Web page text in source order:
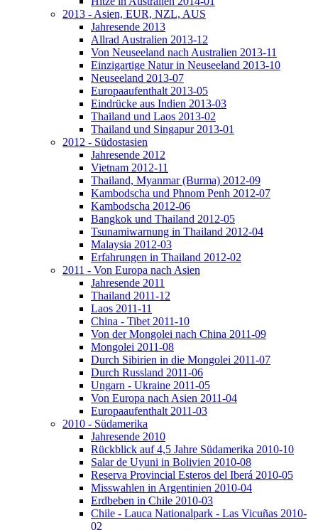
2013 - Asien, EUR, NZL, AUS
Jahresende 2013
Allrad Australien 2013-12
Von Neuseeland nach Australien 2013-11
Einzigartige Natur in Neuseeland 2013-10
Neuseeland 2013-07
Europaaufenthalt 2013-05
Eindrücke aus Indien 2013-03
Thailand und Laos 2013-02
Thailand und Singapur 2013-01
2012 - Südostasien
Jahresende 2012
Vietnam 2012-11
Thailand, Myanmar (Burma) 2012-09
Kambodscha und Phnom Penh 2012-07
Kambodscha 2012-06
Bangkok und Thailand 2012-05
Tsunamiwarnung in Thailand 2012-04
Malaysia 2012-03
Erfahrungen in Thailand 2012-02
2011 - Von Europa nach Asien
Jahresende 2011
Thailand 2011-12
Laos 2011-11
China - Tibet 2011-10
Von der Mongolei nach China 2011-09
Mongolei 2011-08
Durch Sibirien in die Mongolei 2011-07
Durch Russland 2011-06
Ungarn - Ukraine 2011-05
Von Europa nach Asien 2011-04
Europaaufenthalt 2011-03
2010 - Südamerika
Jahresende 2010
Rückblick auf 4,5 Jahre Südamerika 2010-10
Salar de Uyuni in Bolivien 2010-08
Reserva Provincial Esteros del Iberá 2010-05
Misswahlen in Argentinien 2010-04
Erdbeben in Chile 2010-03
Chile - Lauca Nationalpark - Las Vicuñas 2010-
02